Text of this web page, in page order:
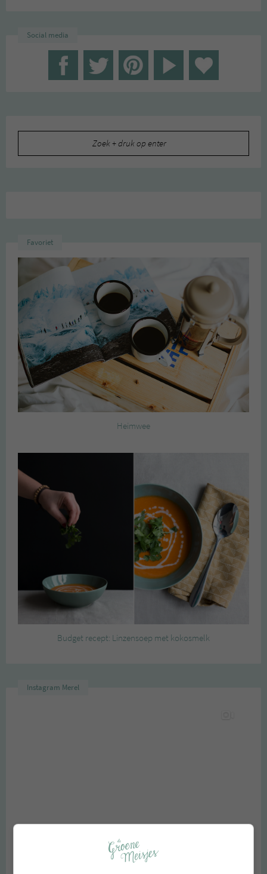
Social media
Favoriet
Heimwee
Budget recept: Linzensoep met kokosmelk
Instagram Merel